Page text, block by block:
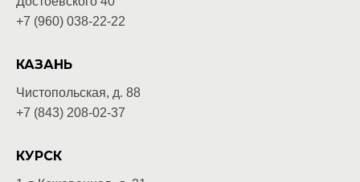
+7 (960) 038-22-22
КАЗАНЬ
Чистопольская, д. 88
+7 (843) 208-02-37
КУРСК